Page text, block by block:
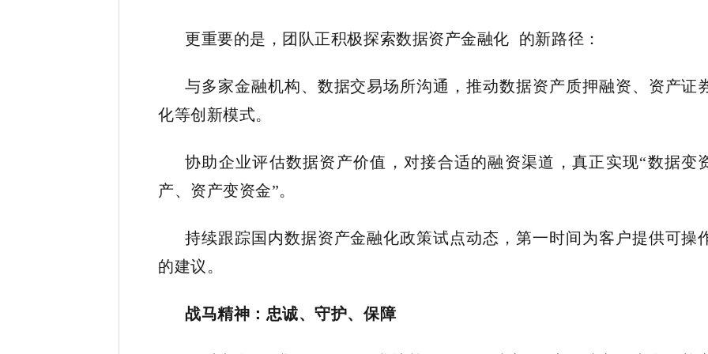
更重要的是，团队正积极探索数据资产金融化 的新路径：
与多家金融机构、数据交易场所沟通，推动数据资产质押融资、资产证
化等创新模式。
协助企业评估数据资产价值，对接合适的融资渠道，真正实现“数据变
产、资产变资金”。
持续跟踪国内数据资产金融化政策试点动态，第一时间为客户提供可操
的建议。
战马精神：忠诚、守护、保障